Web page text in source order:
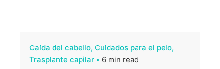
Caída del cabello Cuidados para el pelo
Trasplante capilar
6 min read